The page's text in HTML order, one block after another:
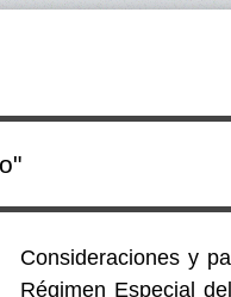
Consideraciones y
Régimen Especial